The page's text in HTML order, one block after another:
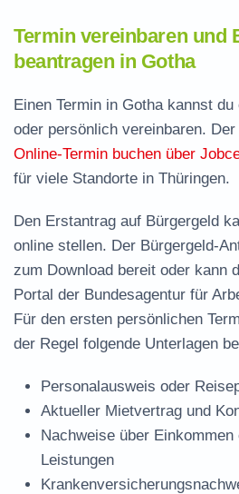
Termin vereinbaren und
beantragen in Gotha
Einen Termin in Gotha kannst
oder persönlich vereinbaren.
Online-Termin buchen über
für viele Standorte in Thüringen.
Den Erstantrag auf Bürgergeld
online stellen. Der Bürgergeld-
zum Download bereit oder kann
Portal der Bundesagentur für
Für den ersten persönlichen
der Regel folgende Unterlagen
Personalausweis oder
Aktueller Mietvertrag und
Nachweise über
Leistungen